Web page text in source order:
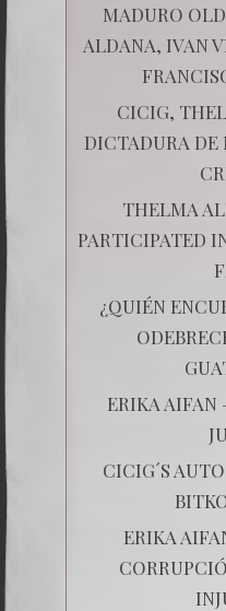
MADURO
ALDANA, IVAN
CICIG,
DICTADURA
THELMA
PARTICIPATED
¿QUIÉN
ERIKA AIFAN
CICIG´S
ERIKA